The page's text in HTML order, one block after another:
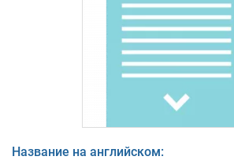
Название на английском: